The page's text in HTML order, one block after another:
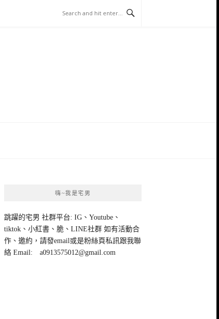
嗨~我是宅男
跳躍的宅男 社群平台: IG、Youtube、
tiktok、小紅書、脆、LINE社群 如有活動合
作、邀約，請發email或是粉絲頁私訊跟我聯
絡 Email: a0913575012@gmail.com